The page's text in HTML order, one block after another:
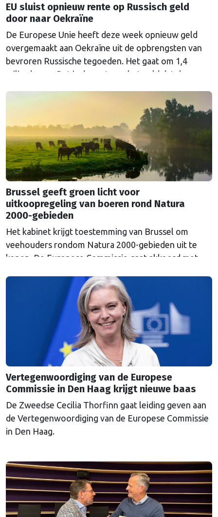
EU sluist opnieuw rente op Russisch geld
door naar Oekraïne
De Europese Unie heeft deze week opnieuw geld
overgemaakt aan Oekraïne uit de opbrengsten van
bevroren Russische tegoeden. Het gaat om 1,4
miljard euro. Dat is de rente op het geld dat de
Euroclear parkeerde. De EU bevroor dat geld na de
Continued
Brussel geeft groen licht voor
uitkoopregeling van boeren rond Natura
2000-gebieden
Het kabinet krijgt toestemming van Brussel om
veehouders rondom Natura 2000-gebieden uit te
kopen. De Europese Commissie gaat akkoord met
Vertegenwoordiging van de Europese
Commissie in Den Haag krijgt nieuwe baas
De Zweedse Cecilia Thorfinn gaat leiding geven aan
de Vertegenwoordiging van de Europese Commissie
in Den Haag.